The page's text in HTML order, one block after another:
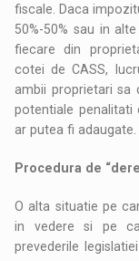
fiscale. Daca
50%-50% sau in
fiecare din
cotei de CASS,
ambii proprietari sa
potentiale penalitati
ar putea fi adaugate.
Procedura de
O alta situatie pe
in vedere si pe
prevederile